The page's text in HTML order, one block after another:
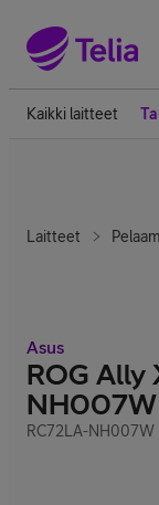
Kaikki laitteet
Laitteet
Asus
ROG Ally
NH007W
RC72LA-NH007W